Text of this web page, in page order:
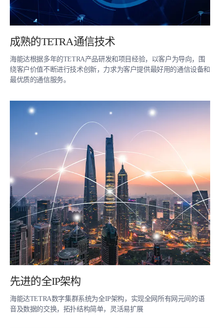
成熟的TETRA通信技术
海能达根据多年的TETRA产品研发和项目经验，以客户为导向，围
绕客户价值不断进行技术创新，力求为客户提供最好用的通信设备和
最优质的通信服务。
先进的全IP架构
海能达TETRA数字集群系统为全IP架构，实现全网所有网元间的语
音及数据的交换，拓扑结构简单，灵活易扩展